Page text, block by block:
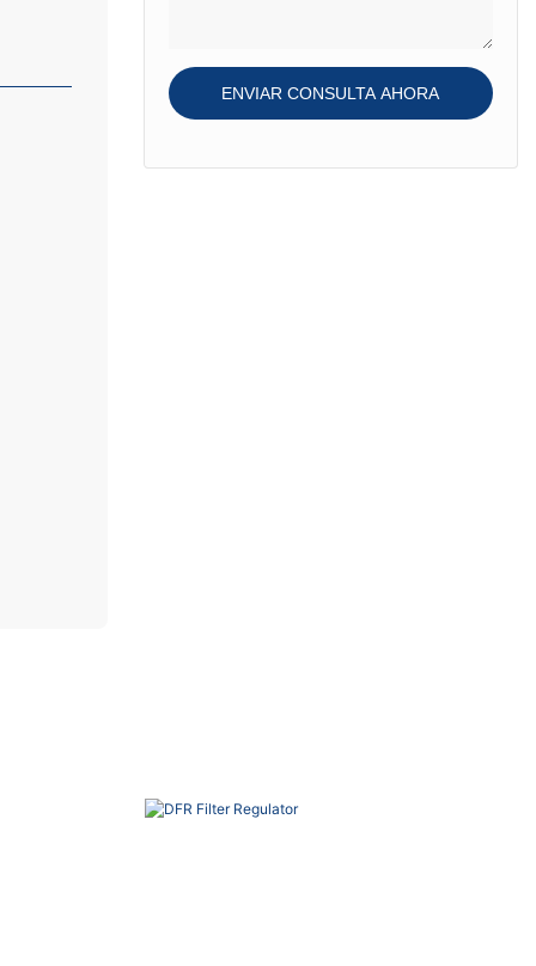
offered with pressure
ENVIAR CONSULTA AHORA